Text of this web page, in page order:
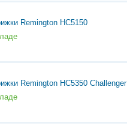
Remington HC5150
Remington HC5350 Challenger